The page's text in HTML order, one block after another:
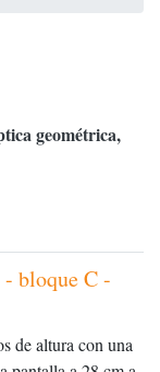
geométrica,
bloque C -
de altura con una